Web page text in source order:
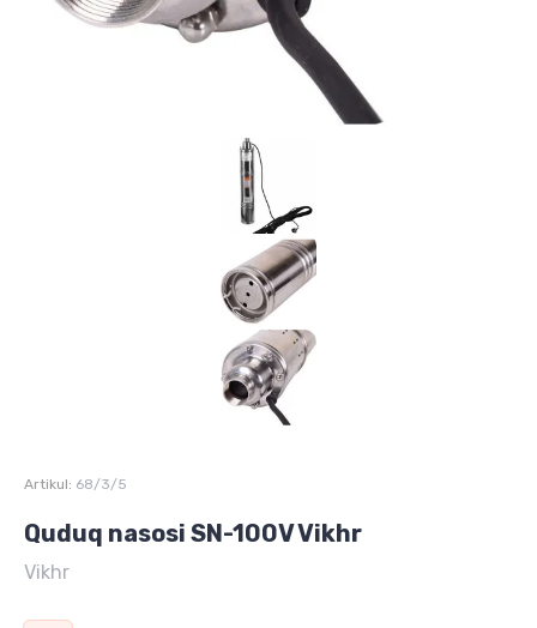
Artikul: 68/3/5
Quduq nasosi SN-100V Vikhr
Vikhr